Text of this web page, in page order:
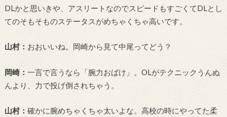
DLかと思いきや、アスリートなのでスピードもすごくてDLとし
てのそもそものステータスがめちゃくちゃ高いです。
山村： おおいいね。岡崎から見て中尾ってどう？
岡崎： 一言で言うなら「腕力おばけ」。OLがテクニックうんぬ
んより、力で投げ倒されちゃう。
山村： 確かに腕めちゃくちゃ太いよな。高校の時にやってた柔